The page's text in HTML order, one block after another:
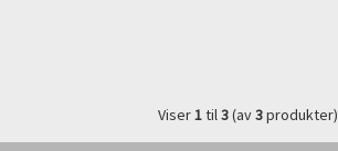
Viser1til3(av3produkter)